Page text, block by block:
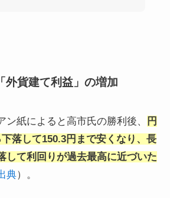
外貨建て利益」の増加
ン紙によると高市氏の勝利後、
円
落して150.3円まで安くなり、長
して利回りが過去最高に近づいた
典）。